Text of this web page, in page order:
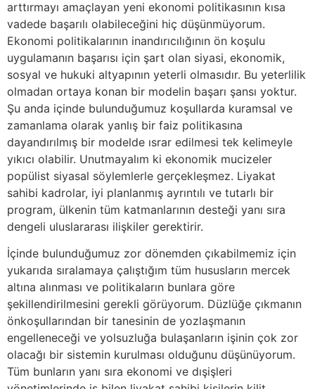
arttırmayı amaçlayan yeni ekonomi politikasının kısa
vadede başarılı olabileceğini hiç düşünmüyorum.
Ekonomi politikalarının inandırıcılığının ön koşulu
uygulamanın başarısı için şart olan siyasi, ekonomik,
sosyal ve hukuki altyapının yeterli olmasıdır. Bu yeterlilik
olmadan ortaya konan bir modelin başarı şansı yoktur.
Şu anda içinde bulunduğumuz koşullarda kuramsal ve
zamanlama olarak yanlış bir faiz politikasına
dayandırılmış bir modelde ısrar edilmesi tek kelimeyle
yıkıcı olabilir. Unutmayalım ki ekonomik mucizeler
popülist siyasal söylemlerle gerçekleşmez. Liyakat
sahibi kadrolar, iyi planlanmış ayrıntılı ve tutarlı bir
program, ülkenin tüm katmanlarının desteği yanı sıra
dengeli uluslararası ilişkiler gerektirir.
İçinde bulunduğumuz zor dönemden çıkabilmemiz için
yukarıda sıralamaya çalıştığım tüm hususların mercek
altına alınması ve politikaların bunlara göre
şekillendirilmesini gerekli görüyorum. Düzlüğe çıkmanın
önkoşullarından bir tanesinin de yozlaşmanın
engelleneceği ve yolsuzluğa bulaşanların işinin çok zor
olacağı bir sistemin kurulması olduğunu düşünüyorum.
Tüm bunların yanı sıra ekonomi ve dışişleri